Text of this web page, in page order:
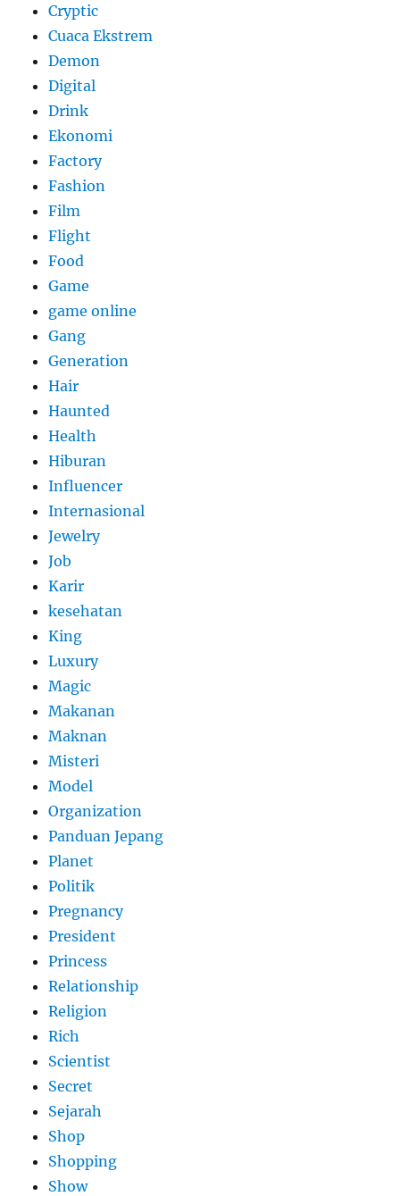
Cryptic
Cuaca Ekstrem
Demon
Digital
Drink
Ekonomi
Factory
Fashion
Film
Flight
Food
Game
game online
Gang
Generation
Hair
Haunted
Health
Hiburan
Influencer
Internasional
Jewelry
Job
Karir
kesehatan
King
Luxury
Magic
Makanan
Maknan
Misteri
Model
Organization
Panduan Jepang
Planet
Politik
Pregnancy
President
Princess
Relationship
Religion
Rich
Scientist
Secret
Sejarah
Shop
Shopping
Show